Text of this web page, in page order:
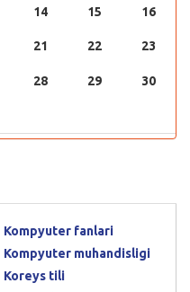
14 15 16
21 22 23
28 29 30
Kompyuter fanlari
Kompyuter muhandisligi
Koreys tili